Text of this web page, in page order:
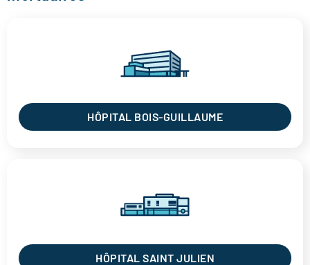
HÔPITAL BOIS-GUILLAUME
HÔPITAL SAINT JULIEN